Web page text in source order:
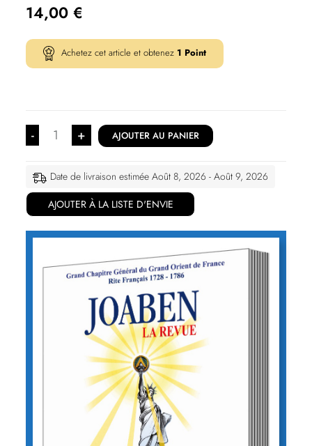
14,00 €
Achetez cet article et obtenez 1 Point
- + AJOUTER AU PANIER
Date de livraison estimée Août 8, 2026 - Août 9, 2026
AJOUTER À LA LISTE D'ENVIE